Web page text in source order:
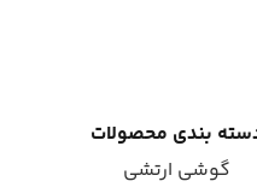
بندی محصولات
گوشی ارتشی